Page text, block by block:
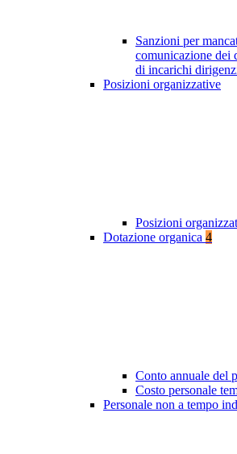
Sanzioni per
comunicazione dei
di incarichi
Posizioni organizzative
Posizioni
Dotazione organica 4
Conto annuale del
Costo personale
Personale non a tempo